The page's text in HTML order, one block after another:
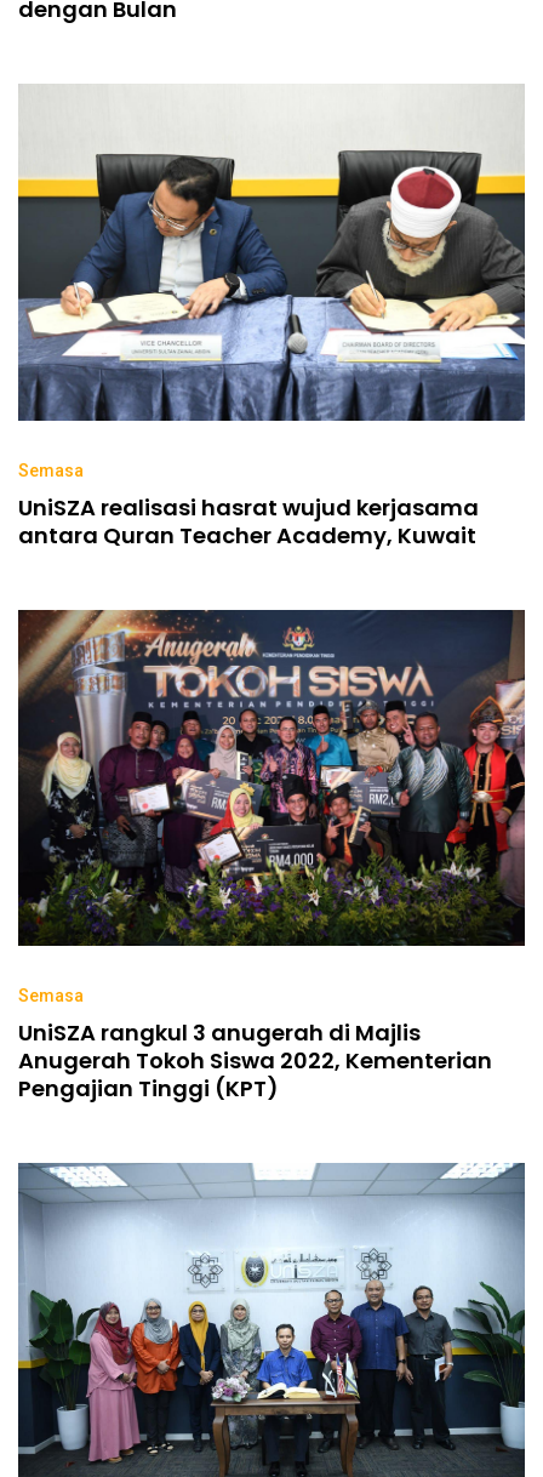
dengan Bulan
Semasa
UniSZA realisasi hasrat wujud kerjasama
antara Quran Teacher Academy, Kuwait
Semasa
UniSZA rangkul 3 anugerah di Majlis
Anugerah Tokoh Siswa 2022, Kementerian
Pengajian Tinggi (KPT)